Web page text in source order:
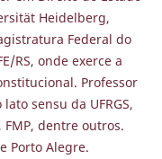
Heidelberg,
Federal do
RS, onde exerce a
Professor
sensu da UFRGS,
FMP, dentre outros.
Porto Alegre.